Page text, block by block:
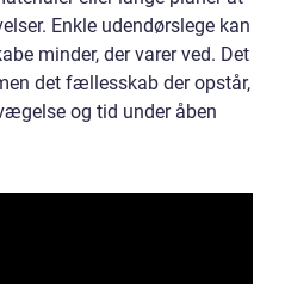
Enkle udendørslege kan
minder, der varer ved. Det
det fællesskab der opstår,
og tid under åben